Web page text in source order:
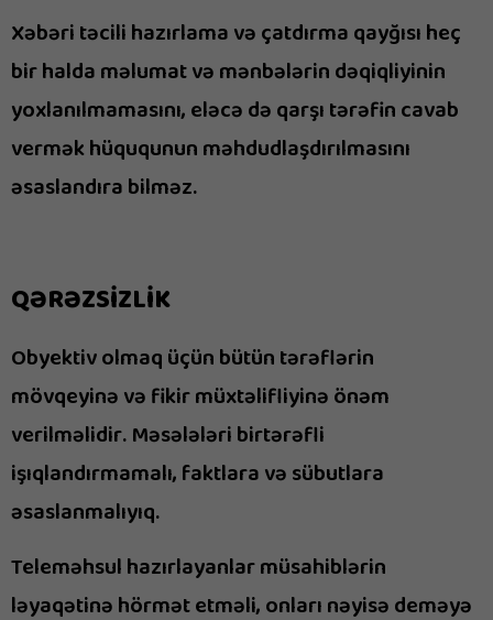
Xəbəri təcili hazırlama və çatdırma qayğısı heç
bir halda məlumat və mənbələrin dəqiqliyinin
yoxlanılmamasını, eləcə də qarşı tərəfin cavab
vermək hüququnun məhdudlaşdırılmasını
əsaslandıra bilməz.
QƏRƏZSİZLİK
Obyektiv olmaq üçün bütün tərəflərin
mövqeyinə və fikir müxtəlifliyinə önəm
verilməlidir. Məsələləri birtərəfli
işıqlandırmamalı, faktlara və sübutlara
əsaslanmalıyıq.
Teleməhsul hazırlayanlar müsahiblərin
ləyaqətinə hörmət etməli, onları nəyisə deməyə